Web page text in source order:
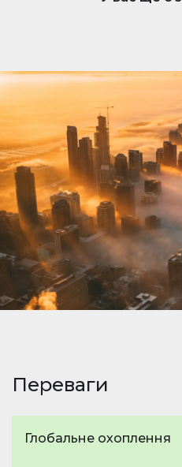
нерухомості. Коли вам
Щоб відповісти та
покупцями чи
ваша підписка активна.
Переваги
Глобальне охоплення